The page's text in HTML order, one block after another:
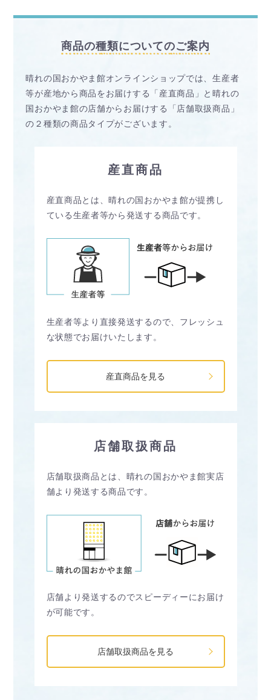
商品の種類についてのご案内
晴れの国おかやま館オンラインショップでは、生産者
等が産地から商品をお届けする「産直商品」と晴れの
国おかやま館の店舗からお届けする「店舗取扱商品」
の２種類の商品タイプがございます。
産直商品
産直商品とは、晴れの国おかやま館が提携し
ている生産者等から発送する商品です。
生産者等より直接発送するので、フレッシュ
な状態でお届けいたします。
産直商品を見る
店舗取扱商品
店舗取扱商品とは、晴れの国おかやま館実店
舗より発送する商品です。
店舗より発送するのでスピーディーにお届け
が可能です。
店舗取扱商品を見る